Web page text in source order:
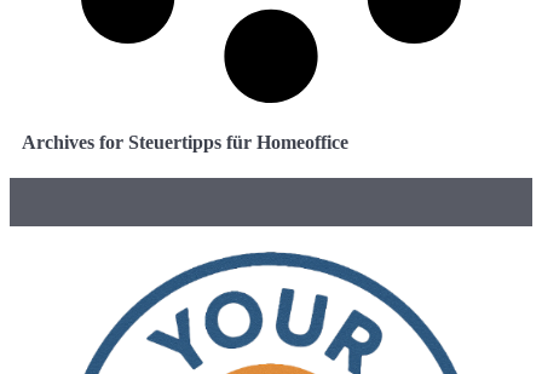
Archives for Steuertipps für Homeoffice